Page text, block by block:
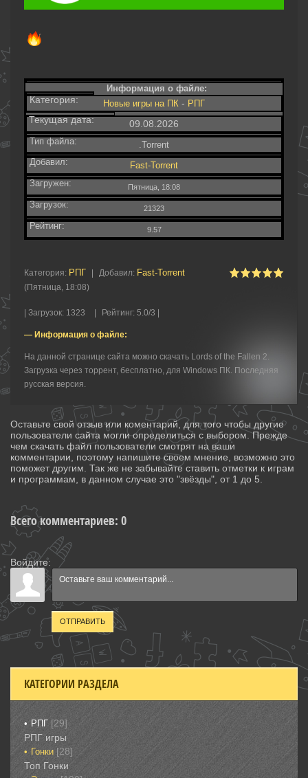
Информация о файле:
Категория: Новые игры на ПК - РПГ
Текущая дата: 09.08.2026
Тип файла:
.Torrent
Добавил:
Fast-Torrent
Загружен:
Пятница, 18:08
Загрузок: 21323
Рейтинг: 9.57
Категория: РПГ Добавил: Fast-Torrent
(Пятница, 18:08)
Загрузок: 1323 Рейтинг: 5.0/3 |
— Информация о файле:
На данной странице сайта можно скачать Lords of the Fallen 2.
Загрузка через торрент, бесплатно, для Windows ПК. Последняя
русская версия.
Оставьте свой отзыв или коментарий, для того чтобы другие
пользователи сайта могли определиться с выбором. Прежде
чем скачать файл пользователи смотрят на ваши
комментарии, поэтому напишите своем мнение, возможно это
поможет другим. Так же не забывайте ставить отметки к играм
и программам, в данном случае это "звёзды", от 1 до 5.
Всего комментариев: 0
Войдите:
ОТПРАВИТЬ
КАТЕГОРИИ РАЗДЕЛА
РПГ [29]
РПГ игры
Гонки‎ [28]
Топ Гонки‎